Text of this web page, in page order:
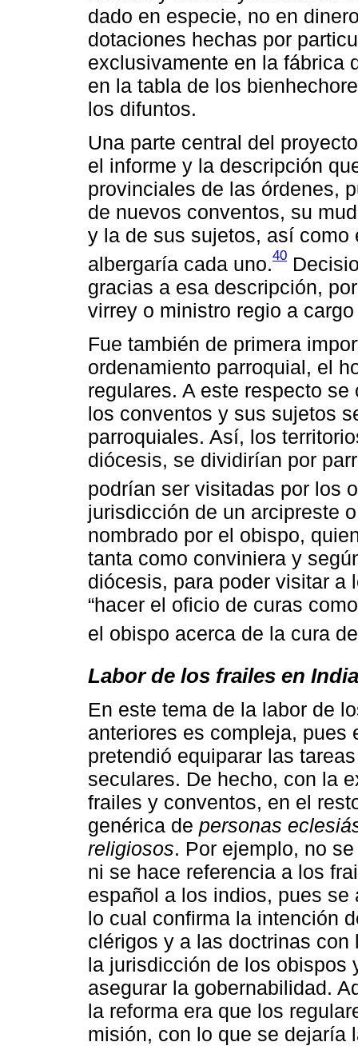
dado en especie, no en
dotaciones hechas por
exclusivamente en la fábrica
en la tabla de los
los difuntos.
Una parte central del
el informe y la descripción
provinciales de las órdenes,
de nuevos conventos, su
y la de sus sujetos, así como
albergaría cada uno.40
gracias a esa descripción,
virrey o ministro regio a
Fue también de primera
ordenamiento parroquial, el
regulares. A este respecto
los conventos y sus sujetos
parroquiales. Así, los
diócesis, se dividirían por
podrían ser visitadas por los
jurisdicción de un arcipreste
nombrado por el obispo,
tanta como conviniera y
diócesis, para poder visitar a
“hacer el oficio de curas
el obispo acerca de la cura
Labor de los frailes en
En este tema de la labor de
anteriores es compleja, pues
pretendió equiparar las
seculares. De hecho, con la
frailes y conventos, en el
genérica de personas
religiosos. Por ejemplo, no
ni se hace referencia a los
español a los indios, pues se
lo cual confirma la intención
clérigos y a las doctrinas
la jurisdicción de los obispos
asegurar la gobernabilidad.
la reforma era que los
misión, con lo que se dejaría